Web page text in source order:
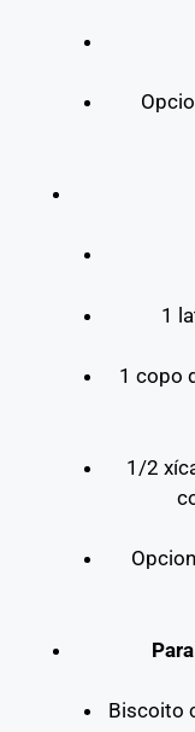
1
1 copo
1/2
Biscoito